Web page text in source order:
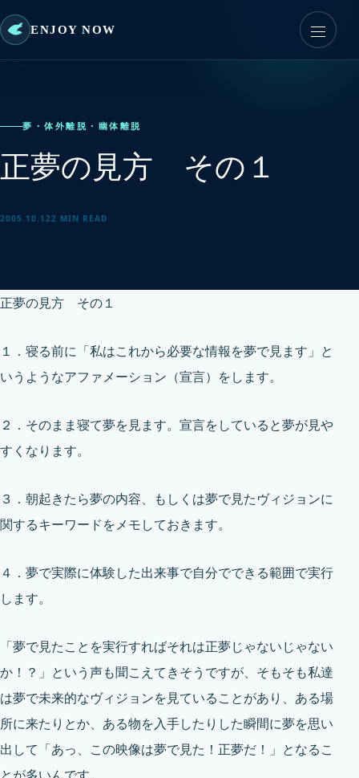
ENJOY NOW
夢・体外離脱・幽体離脱
正夢の見方 その１
2005.10.122 MIN READ
正夢の見方 その１
１．寝る前に「私はこれから必要な情報を夢で見ます」と
いうようなアファメーション（宣言）をします。
２．そのまま寝て夢を見ます。宣言をしていると夢が見や
すくなります。
３．朝起きたら夢の内容、もしくは夢で見たヴィジョンに
関するキーワードをメモしておきます。
４．夢で実際に体験した出来事で自分でできる範囲で実行
します。
「夢で見たことを実行すればそれは正夢じゃないじゃない
か！？」という声も聞こえてきそうですが、そもそも私達
は夢で未来的なヴィジョンを見ていることがあり、ある場
所に来たりとか、ある物を入手したりした瞬間に夢を思い
出して「あっ、この映像は夢で見た！正夢だ！」となるこ